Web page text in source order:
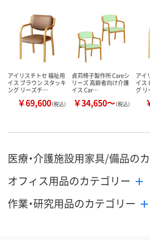
アイリスチトセ 福祉用
イス ブラウン スタッキ
ング リーズチ…
￥69,600（税込）
貞苅椅子製作所 Careシ
リーズ 高齢者向け介護
イス Car…
￥34,650～（税込）
アイ
イス
グ
医療・介護施設用家具/備品の
オフィス用品のカテゴリー
作業・研究用品のカテゴリー